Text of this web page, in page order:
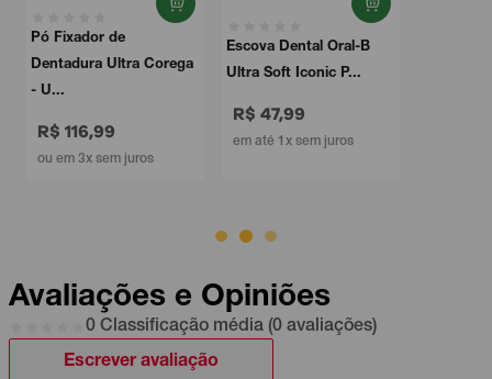
Pó Fixador de
Dentadura Ultra Corega
- U...
R$ 116,99
ou em 3x sem juros
Escova Dental Oral-B
Ultra Soft Iconic P...
R$ 47,99
em até 1x sem juros
Avaliações e Opiniões
0 Classificação média (0 avaliações)
Escrever avaliação